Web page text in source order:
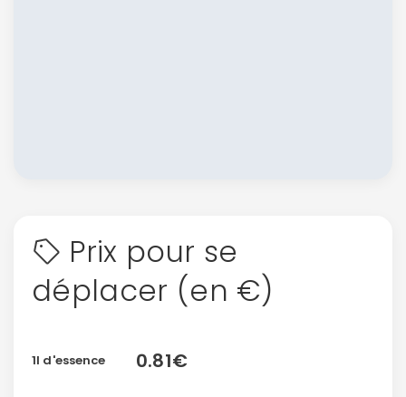
Prix pour se
déplacer (en €)
1l d'essence 0.81€